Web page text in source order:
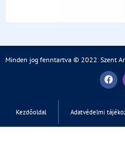
Minden jog fenntartva © 2022 Szent
Kezdőoldal Adatvédelmi